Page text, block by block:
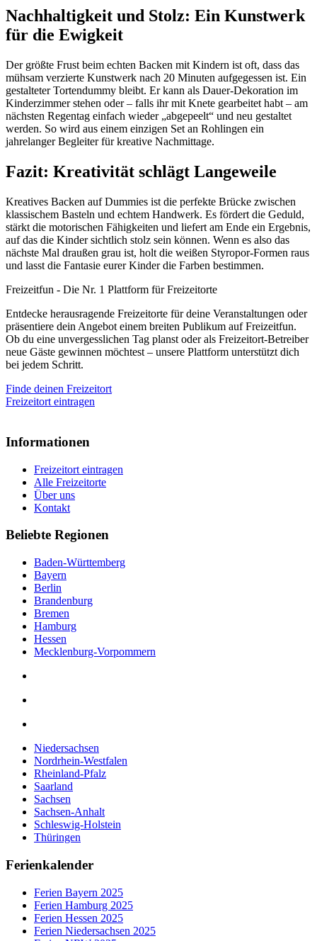
Nachhaltigkeit und Stolz: Ein Kunstwerk
für die Ewigkeit
Der größte Frust beim echten Backen mit Kindern ist oft, dass das
mühsam verzierte Kunstwerk nach 20 Minuten aufgegessen ist. Ein
gestalteter Tortendummy bleibt. Er kann als Dauer-Dekoration im
Kinderzimmer stehen oder – falls ihr mit Knete gearbeitet habt – am
nächsten Regentag einfach wieder „abgepeelt“ und neu gestaltet
werden. So wird aus einem einzigen Set an Rohlingen ein
jahrelanger Begleiter für kreative Nachmittage.
Fazit: Kreativität schlägt Langeweile
Kreatives Backen auf Dummies ist die perfekte Brücke zwischen
klassischem Basteln und echtem Handwerk. Es fördert die Geduld,
stärkt die motorischen Fähigkeiten und liefert am Ende ein Ergebnis,
auf das die Kinder sichtlich stolz sein können. Wenn es also das
nächste Mal draußen grau ist, holt die weißen Styropor-Formen raus
und lasst die Fantasie eurer Kinder die Farben bestimmen.
Freizeitfun - Die Nr. 1 Plattform für Freizeitorte
Entdecke herausragende Freizeitorte für deine Veranstaltungen oder
präsentiere dein Angebot einem breiten Publikum auf Freizeitfun.
Ob du eine unvergesslichen Tag planst oder als Freizeitort-Betreiber
neue Gäste gewinnen möchtest – unsere Plattform unterstützt dich
bei jedem Schritt.
Finde deinen Freizeitort
Freizeitort eintragen
Informationen
Freizeitort eintragen
Alle Freizeitorte
Über uns
Kontakt
Beliebte Regionen
Baden-Württemberg
Bayern
Berlin
Brandenburg
Bremen
Hamburg
Hessen
Mecklenburg-Vorpommern
Niedersachsen
Nordrhein-Westfalen
Rheinland-Pfalz
Saarland
Sachsen
Sachsen-Anhalt
Schleswig-Holstein
Thüringen
Ferienkalender
Ferien Bayern 2025
Ferien Hamburg 2025
Ferien Hessen 2025
Ferien Niedersachsen 2025